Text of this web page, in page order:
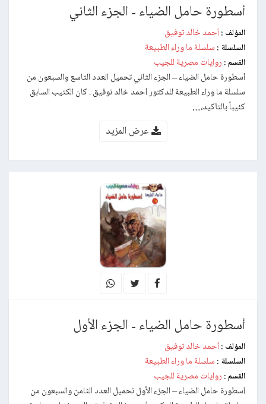
أسطورة حامل الضياء - الجزء الثاني
المؤلف : أحمد خالد توفيق
السلسلة : سلسلة ما وراء الطبيعة
القسم : روايات مصرية للجيب
أسطورة حامل الضياء – الجزء الثاني تحميل العدد التاسع والسبعون من
سلسلة ما وراء الطبيعة للدكتور أحمد خالد توفيق . كان الكتيب السابق
كئيباً بالتأكيد،…
عرض المزيد
أسطورة حامل الضياء - الجزء الأول
المؤلف : أحمد خالد توفيق
السلسلة : سلسلة ما وراء الطبيعة
القسم : روايات مصرية للجيب
أسطورة حامل الضياء – الجزء الأول تحميل العدد الثامن والسبعون من